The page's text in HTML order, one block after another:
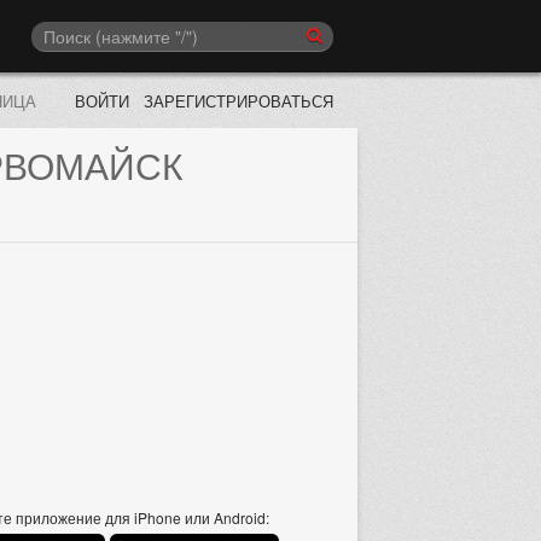
ВОЙТИ ЗАРЕГИСТРИРОВАТЬСЯ
приложение для iPhone или Android: